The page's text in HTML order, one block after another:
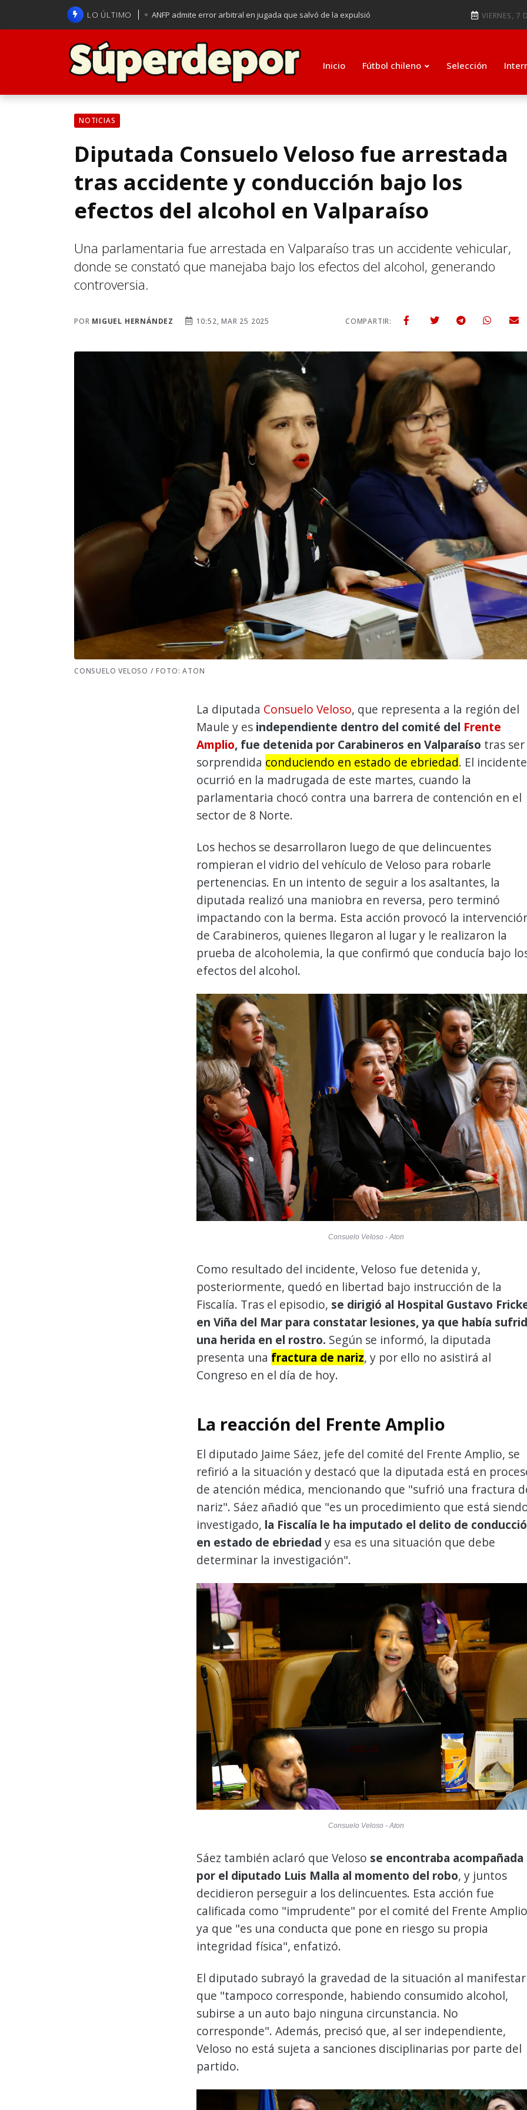
LO ÚLTIMO ANFP admite error arbitral en jugada que salvó de la expulsió
La U se aferra a la esperanza de clasificar a octavos de
Brasil anuncia a Carlo Ancelotti como su nuevo entrenador para
VIERNES, 7
Inicio Fútbol chileno Selección
NOTICIAS
Diputada Consuelo Veloso fue arrestada
tras accidente y conducción bajo los
efectos del alcohol en Valparaíso
Una parlamentaria fue arrestada en Valparaíso tras un accidente vehicular,
donde se constató que manejaba bajo los efectos del alcohol, generando
controversia.
POR MIGUEL HERNÁNDEZ 10:52, MAR 25 2025 COMPARTIR:
CONSUELO VELOSO / FOTO: ATON
La diputada Consuelo Veloso, que representa a la región del
Maule y es independiente dentro del comité del Frente
Amplio, fue detenida por Carabineros en Valparaíso tras ser
sorprendida conduciendo en estado de ebriedad. El incidente
ocurrió en la madrugada de este martes, cuando la
parlamentaria chocó contra una barrera de contención en el
sector de 8 Norte.
Los hechos se desarrollaron luego de que delincuentes
rompieran el vidrio del vehículo de Veloso para robarle
pertenencias. En un intento de seguir a los asaltantes, la
diputada realizó una maniobra en reversa, pero terminó
impactando con la berma. Esta acción provocó la
de Carabineros, quienes llegaron al lugar y le realizaron la
prueba de alcoholemia, la que confirmó que conducía bajo
efectos del alcohol.
Consuelo Veloso - Aton
Como resultado del incidente, Veloso fue detenida y,
posteriormente, quedó en libertad bajo instrucción de la
Fiscalía. Tras el episodio, se dirigió al Hospital Gustavo
en Viña del Mar para constatar lesiones, ya que había
una herida en el rostro. Según se informó, la diputada
presenta una fractura de nariz, y por ello no asistirá al
Congreso en el día de hoy.
La reacción del Frente Amplio
El diputado Jaime Sáez, jefe del comité del Frente Amplio, se
refirió a la situación y destacó que la diputada está en
de atención médica, mencionando que "sufrió una fractura
nariz". Sáez añadió que "es un procedimiento que está
investigado, la Fiscalía le ha imputado el delito de
en estado de ebriedad y esa es una situación que debe
determinar la investigación".
Consuelo Veloso - Aton
Sáez también aclaró que Veloso se encontraba acompañada
por el diputado Luis Malla al momento del robo, y juntos
decidieron perseguir a los delincuentes. Esta acción fue
calificada como "imprudente" por el comité del Frente
ya que "es una conducta que pone en riesgo su propia
integridad física", enfatizó.
El diputado subrayó la gravedad de la situación al manifestar
que "tampoco corresponde, habiendo consumido alcohol,
subirse a un auto bajo ninguna circunstancia. No
corresponde". Además, precisó que, al ser independiente,
Veloso no está sujeta a sanciones disciplinarias por parte del
partido.